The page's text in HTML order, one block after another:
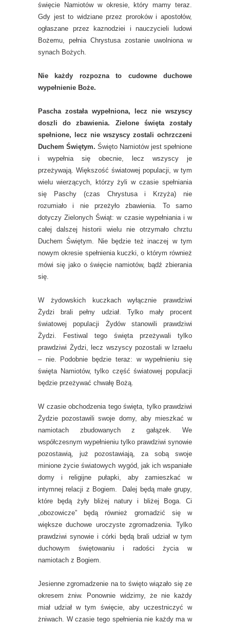
święcie Namiotów w okresie, który mamy teraz.
Gdy jest to widziane przez proroków i apostołów,
ogłaszane przez kaznodziei i nauczycieli ludowi
Bożemu, pełnia Chrystusa zostanie uwolniona w
synach Bożych.
Nie każdy rozpozna to cudowne duchowe
wypełnienie Boże.
Pascha została wypełniona, lecz nie wszyscy
doszli do zbawienia. Zielone święta zostały
spełnione, lecz nie wszyscy zostali ochrzczeni
Duchem Świętym. Święto Namiotów jest spełnione
i wypełnia się obecnie, lecz wszyscy je
przeżywają. Większość światowej populacji, w tym
wielu wierzących, którzy żyli w czasie spełniania
się Paschy (czas Chrystusa i Krzyża) nie
rozumiało i nie przeżyło zbawienia. To samo
dotyczy Zielonych Świąt: w czasie wypełniania i w
całej dalszej historii wielu nie otrzymało chrztu
Duchem Świętym. Nie będzie też inaczej w tym
nowym okresie spełnienia kuczki, o którym również
mówi się jako o święcie namiotów, bądź zbierania
się.
W żydowskich kuczkach wyłącznie prawdziwi
Żydzi brali pełny udział. Tylko mały procent
światowej populacji Żydów stanowili prawdziwi
Żydzi. Festiwal tego święta przeżywali tylko
prawdziwi Żydzi, lecz wszyscy pozostali w Izraelu
– nie. Podobnie będzie teraz: w wypełnieniu się
święta Namiotów, tylko część światowej populacji
będzie przeżywać chwałę Bożą.
W czasie obchodzenia tego święta, tylko prawdziwi
Żydzie pozostawili swoje domy, aby mieszkać w
namiotach zbudowanych z gałązek. We
współczesnym wypełnieniu tylko prawdziwi synowie
pozostawią, już pozostawiają, za sobą swoje
minione życie światowych wygód, jak ich wspaniałe
domy i religijne pułapki, aby zamieszkać w
intymnej relacji z Bogiem. Dalej będą małe grupy,
które będą żyły bliżej natury i bliżej Boga. Ci
„obozowicze” będą również gromadzić się w
większe duchowe uroczyste zgromadzenia. Tylko
prawdziwi synowie i córki będą brali udział w tym
duchowym świętowaniu i radości życia w
namiotach z Bogiem.
Jesienne zgromadzenie na to święto wiązało się ze
okresem żniw. Ponownie widzimy, że nie każdy
miał udział w tym święcie, aby uczestniczyć w
żniwach. W czasie tego spełnienia nie każdy ma w